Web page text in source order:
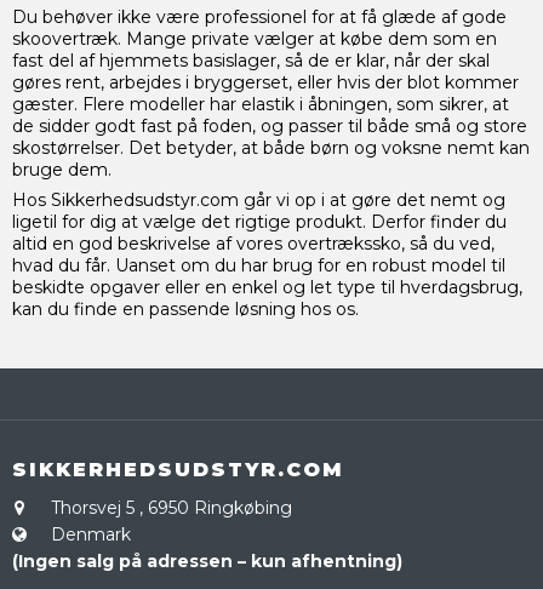
Du behøver ikke være professionel for at få glæde af gode
skoovertræk. Mange private vælger at købe dem som en
fast del af hjemmets basislager, så de er klar, når der skal
gøres rent, arbejdes i bryggerset, eller hvis der blot kommer
gæster. Flere modeller har elastik i åbningen, som sikrer, at
de sidder godt fast på foden, og passer til både små og store
skostørrelser. Det betyder, at både børn og voksne nemt kan
bruge dem.
Hos Sikkerhedsudstyr.com går vi op i at gøre det nemt og
ligetil for dig at vælge det rigtige produkt. Derfor finder du
altid en god beskrivelse af vores overtrækssko, så du ved,
hvad du får. Uanset om du har brug for en robust model til
beskidte opgaver eller en enkel og let type til hverdagsbrug,
kan du finde en passende løsning hos os.
SIKKERHEDSUDSTYR.COM
Thorsvej 5 , 6950 Ringkøbing
Denmark
(Ingen salg på adressen – kun afhentning)